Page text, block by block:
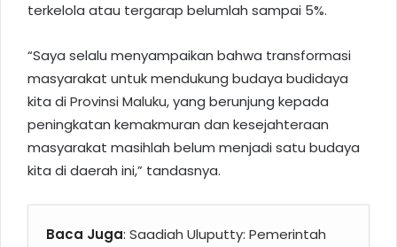
terkelola atau tergarap belumlah sampai 5%.
“Saya selalu menyampaikan bahwa transformasi
masyarakat untuk mendukung budaya budidaya
kita diProvinsi Maluku, yang berunjung kepada
peningkatan kemakmuran dan kesejahteraan
masyarakat masihlah belum menjadi satu budaya
kita di daerah ini,” tandasnya.
Baca Juga: Saadiah Uluputty: Pemerintah